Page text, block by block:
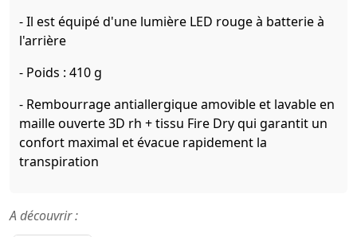
- Il est équipé d'une lumière LED rouge à batterie à
l'arrière
- Poids : 410 g
- Rembourrage antiallergique amovible et lavable en
maille ouverte 3D rh + tissu Fire Dry qui garantit un
confort maximal et évacue rapidement la
transpiration
A découvrir :